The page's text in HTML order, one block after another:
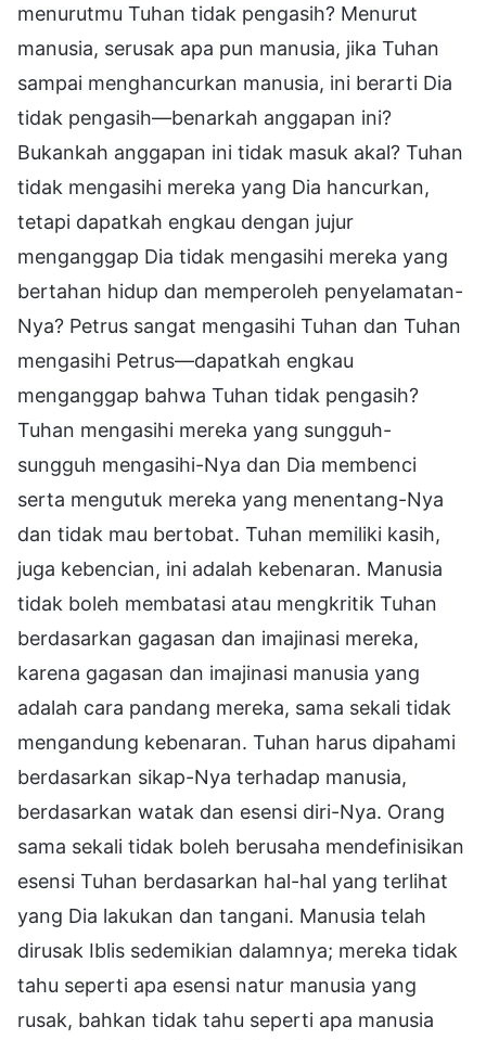
menurutmu Tuhan tidak pengasih? Menurut
manusia, serusak apa pun manusia, jika Tuhan
sampai menghancurkan manusia, ini berarti Dia
tidak pengasih—benarkah anggapan ini?
Bukankah anggapan ini tidak masuk akal? Tuhan
tidak mengasihi mereka yang Dia hancurkan,
tetapi dapatkah engkau dengan jujur
menganggap Dia tidak mengasihi mereka yang
bertahan hidup dan memperoleh penyelamatan-
Nya? Petrus sangat mengasihi Tuhan dan Tuhan
mengasihi Petrus—dapatkah engkau
menganggap bahwa Tuhan tidak pengasih?
Tuhan mengasihi mereka yang sungguh-
sungguh mengasihi-Nya dan Dia membenci
serta mengutuk mereka yang menentang-Nya
dan tidak mau bertobat. Tuhan memiliki kasih,
juga kebencian, ini adalah kebenaran. Manusia
tidak boleh membatasi atau mengkritik Tuhan
berdasarkan gagasan dan imajinasi mereka,
karena gagasan dan imajinasi manusia yang
adalah cara pandang mereka, sama sekali tidak
mengandung kebenaran. Tuhan harus dipahami
berdasarkan sikap-Nya terhadap manusia,
berdasarkan watak dan esensi diri-Nya. Orang
sama sekali tidak boleh berusaha mendefinisikan
esensi Tuhan berdasarkan hal-hal yang terlihat
yang Dia lakukan dan tangani. Manusia telah
dirusak Iblis sedemikian dalamnya; mereka tidak
tahu seperti apa esensi natur manusia yang
rusak, bahkan tidak tahu seperti apa manusia